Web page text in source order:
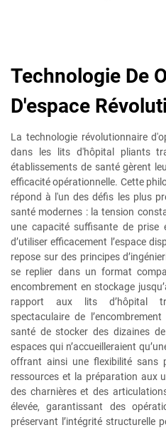
Technologie De
D'espace
La technologie révolutionnaire
dans les lits d'hôpital pliants
établissements de santé gèrent
efficacité opérationnelle. Cette
répond à l'un des défis les plus
santé modernes : la tension
une capacité suffisante de prise
d’utiliser efficacement l’espace
repose sur des principes
se replier dans un format
encombrement en stockage
rapport aux lits d’hôpital
spectaculaire de
santé de stocker des dizaines
espaces qui n’accueilleraient
offrant ainsi une flexibilité sans
ressources et la préparation aux
des charnières et des
élevée, garantissant des
préservant l’intégrité structurelle